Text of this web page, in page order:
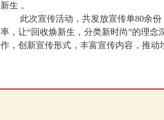
新生 。
此次宣传活动，共发放宣传单80余份
率，让“回收焕新生，分类新时尚”的理
作，创新宣传形式，丰富宣传内容，推动